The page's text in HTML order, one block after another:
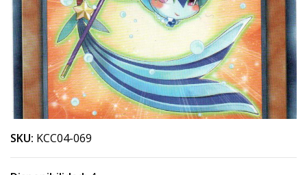
SKU: KCC04-069